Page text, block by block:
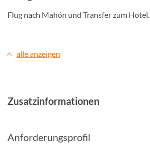
Flug nach Mahón und Transfer zum Hotel.
alle anzeigen
Zusatzinformationen
Anforderungsprofil